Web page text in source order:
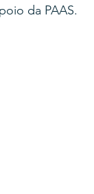
da PAAS.